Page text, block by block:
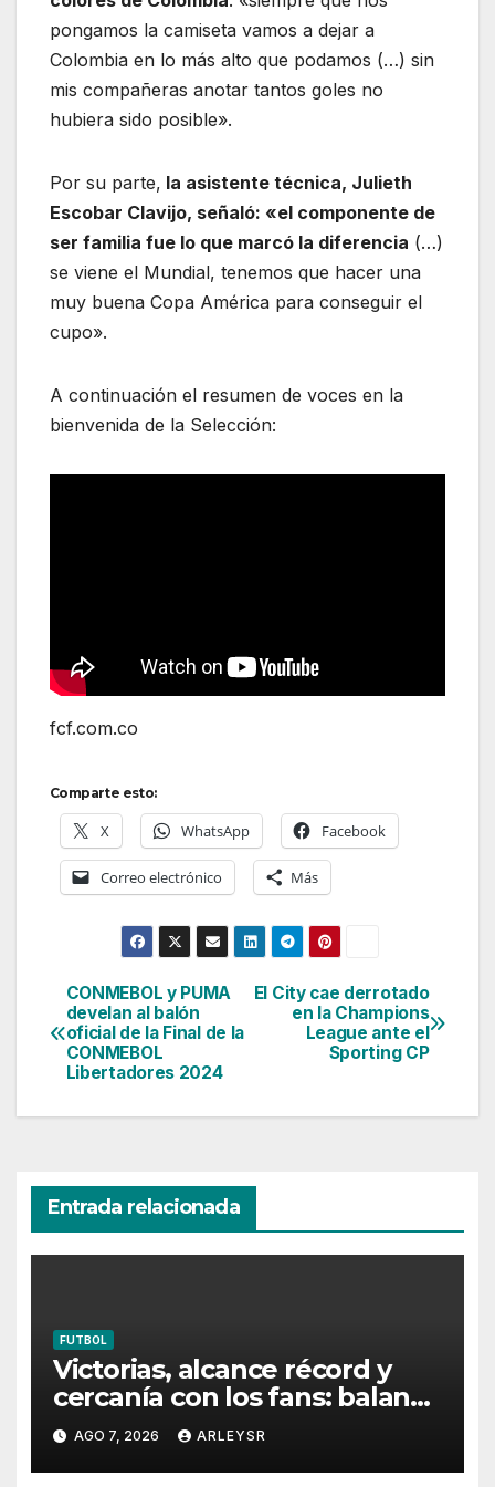
pongamos la camiseta vamos a dejar a
Colombia en lo más alto que podamos (…) sin
mis compañeras anotar tantos goles no
hubiera sido posible».
Por su parte, la asistente técnica, Julieth
Escobar Clavijo, señaló: «el componente de
ser familia fue lo que marcó la diferencia (…)
se viene el Mundial, tenemos que hacer una
muy buena Copa América para conseguir el
cupo».
A continuación el resumen de voces en la
bienvenida de la Selección:
fcf.com.co
Comparte esto:
X WhatsApp Facebook
Correo electrónico Más
Navegación
de
El City cae derrotado
en la Champions
League ante el
Sporting CP
CONMEBOL y PUMA
develan al balón
oficial de la Final de la
CONMEBOL
Libertadores 2024
Entrada relacionada
FUTBOL
Victorias, alcance récord y
cercanía con los fans: balance
del Audi Summer Tour 2026
AGO 7, 2026 ARLEYSR